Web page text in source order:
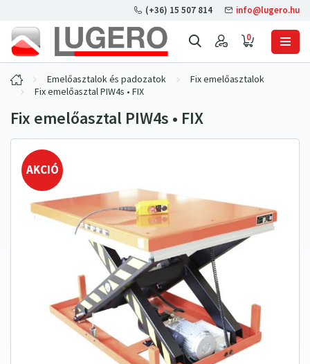
0
(+36) 15 507 814 info@lugero.hu
Emelőasztalok és padozatok
Fix emelőasztalok
Fix emelőasztal PIW4s • FIX
AKCIÓ
Fix emelőasztal PIW4s • FIX